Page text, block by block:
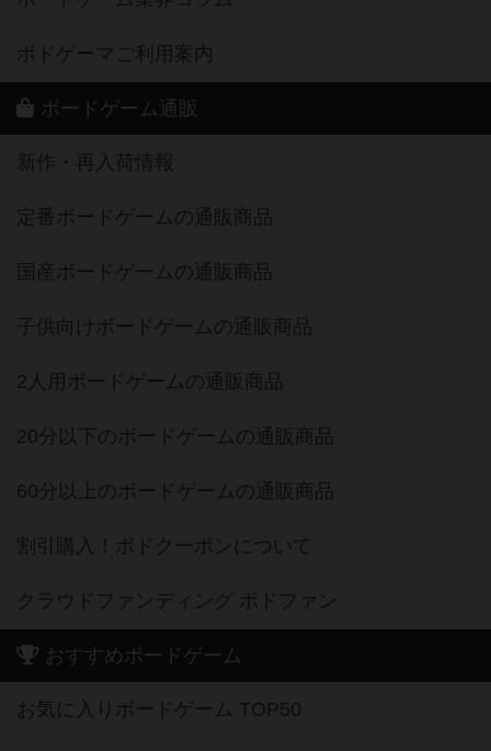
ボドゲーマご利用案内
ボードゲーム通販
新作・再入荷情報
定番ボードゲームの通販商品
国産ボードゲームの通販商品
子供向けボードゲームの通販商品
2人用ボードゲームの通販商品
20分以下のボードゲームの通販商品
60分以上のボードゲームの通販商品
割引購入！ボドクーポンについて
クラウドファンディング ボドファン
おすすめボードゲーム
お気に入りボードゲーム TOP50